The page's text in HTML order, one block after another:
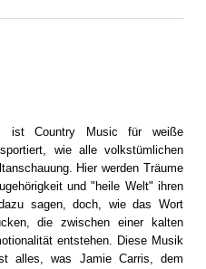
ist Country Music für weiße
wie alle volkstümlichen
Hier werden Träume
und "heile Welt" ihren
sagen, doch, wie das Wort
die zwischen einer kalten
entstehen. Diese Musik
alles, was Jamie Carris, dem